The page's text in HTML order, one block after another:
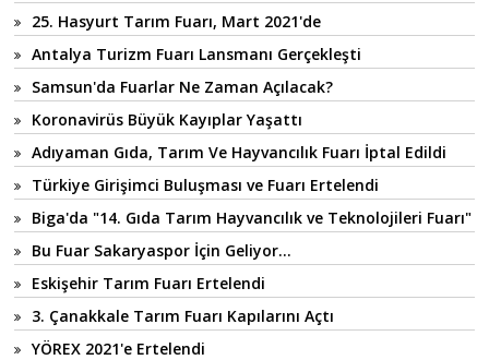
25. Hasyurt Tarım Fuarı, Mart 2021'de
Antalya Turizm Fuarı Lansmanı Gerçekleşti
Samsun'da Fuarlar Ne Zaman Açılacak?
Koronavirüs Büyük Kayıplar Yaşattı
Adıyaman Gıda, Tarım Ve Hayvancılık Fuarı İptal Edildi
Türkiye Girişimci Buluşması ve Fuarı Ertelendi
Biga'da "14. Gıda Tarım Hayvancılık ve Teknolojileri Fuarı"
Bu Fuar Sakaryaspor İçin Geliyor...
Eskişehir Tarım Fuarı Ertelendi
3. Çanakkale Tarım Fuarı Kapılarını Açtı
YÖREX 2021'e Ertelendi